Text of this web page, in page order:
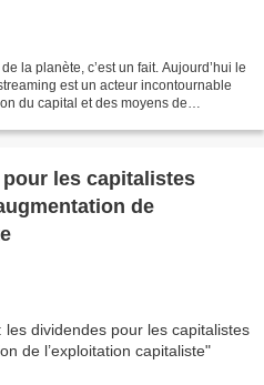
la planète, c’est un fait. Aujourd’hui le
est un acteur incontournable
du capital et des moyens de
les capitalistes
de